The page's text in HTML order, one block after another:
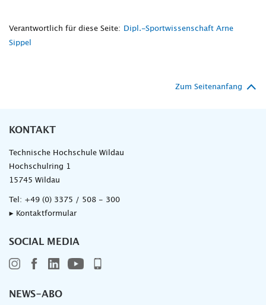
Verantwortlich für diese Seite:
Dipl.-Sportwissenschaft Arne
Sippel
Zum Seitenanfang
KONTAKT
Technische Hochschule Wildau
Hochschulring 1
15745 Wildau
Tel: +49 (0) 3375 / 508 - 300
▸ Kontaktformular
SOCIAL MEDIA
NEWS-ABO